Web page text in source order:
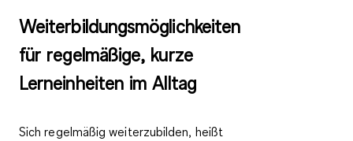
Weiterbildungsmöglichkeiten
für regelmäßige, kurze
Lerneinheiten im Alltag
Sich regelmäßig weiterzubilden, heißt